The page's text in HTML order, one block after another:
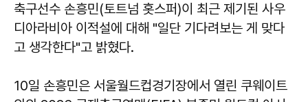
축구선수 손흥민(토트넘 홋스퍼)이 최근 제기된 사우
디아라비아 이적설에 대해 "일단 기다려보는 게 맞다
고 생각한다"고 밝혔다.
10일 손흥민은 서울월드컵경기장에서 열린 쿠웨이트